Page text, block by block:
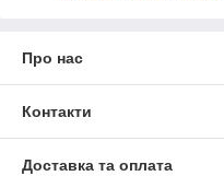
Про нас
Контакти
Доставка та оплата